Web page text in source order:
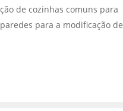
de cozinhas comuns para
para a modificação de